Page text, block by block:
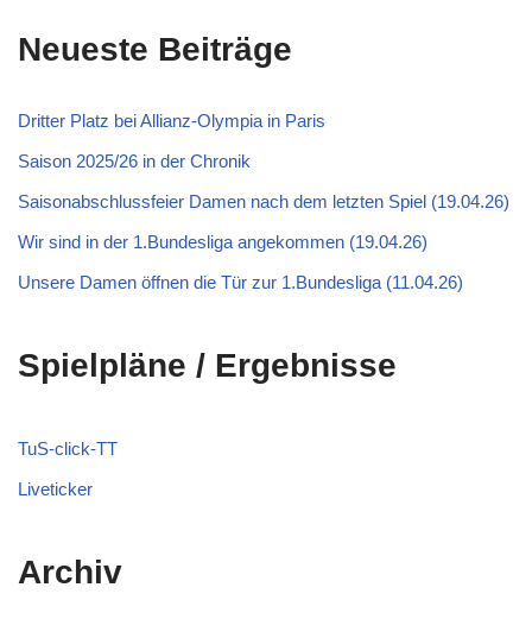
Neueste Beiträge
Dritter Platz bei Allianz-Olympia in Paris
Saison 2025/26 in der Chronik
Saisonabschlussfeier Damen nach dem letzten Spiel (19.04.26)
Wir sind in der 1.Bundesliga angekommen (19.04.26)
Unsere Damen öffnen die Tür zur 1.Bundesliga (11.04.26)
Spielpläne / Ergebnisse
TuS-click-TT
Liveticker
Archiv